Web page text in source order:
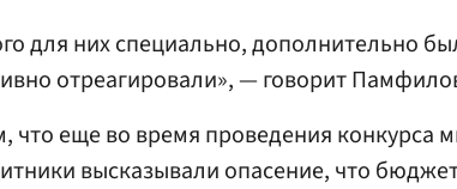
для них специально, дополнительно
отреагировали», — говорит
что еще во время проведения конкурса
высказывали опасение, что